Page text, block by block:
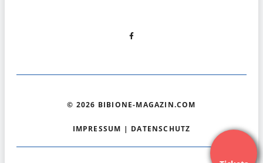
© 2026 BIBIONE-MAGAZIN.COM
IMPRESSUM | DATENSCHUTZ